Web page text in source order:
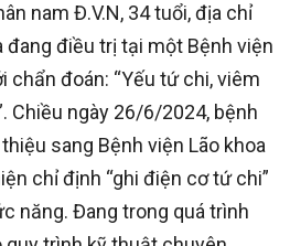
nam Đ.V.N, 34 tuổi, địa chỉ
đang điều trị tại một Bệnh viện
chẩn đoán: “Yếu tứ chi, viêm
Chiều ngày 26/6/2024, bệnh
sang Bệnh viện Lão khoa
chỉ định “ghi điện cơ tứ chi”
năng. Đang trong quá trình